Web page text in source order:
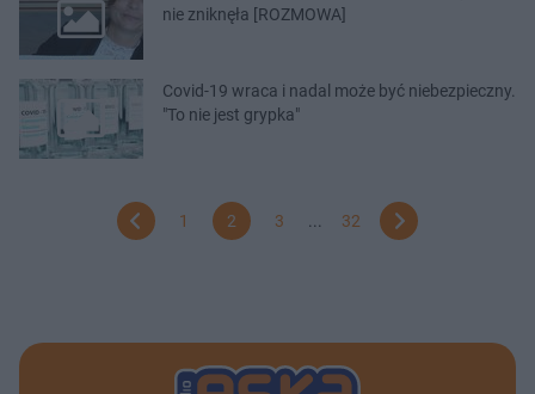
nie zniknęła [ROZMOWA]
Covid-19 wraca i nadal może być niebezpieczny.
"To nie jest grypka"
1 2 3 32